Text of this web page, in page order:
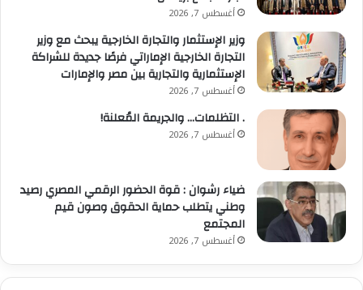
أغسطس 7, 2026
وزير الإستثمار والتجارة الخارجية يبحث مع وزير
التجارة الخارجية الإماراتي فرصًا جديدة للشراكة
الإستثمارية والتجارية بين مصر والإمارات
أغسطس 7, 2026
. التظلمات… والجريمة المُعلنة!
أغسطس 7, 2026
ضياء رشوان : قوة الحضور الرقمي المصري رصيد
وطني يتطلب حماية الحقوق وصون قيم
المجتمع
أغسطس 7, 2026